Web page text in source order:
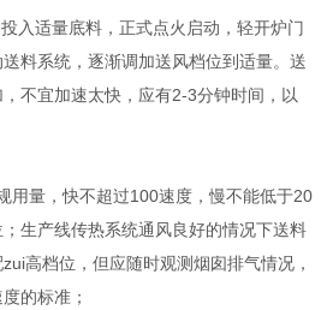
入适量底料，正式点火启动，轻开炉门
料系统，逐渐调加送风档位到适量。送
不宜加速太快，应有2-3分钟时间，以
用量，快不超过100速度，慢不能低于20
生产线传热系统通风良好的情况下送料
高档位，但应随时观测烟囱排气情况，
的标准；